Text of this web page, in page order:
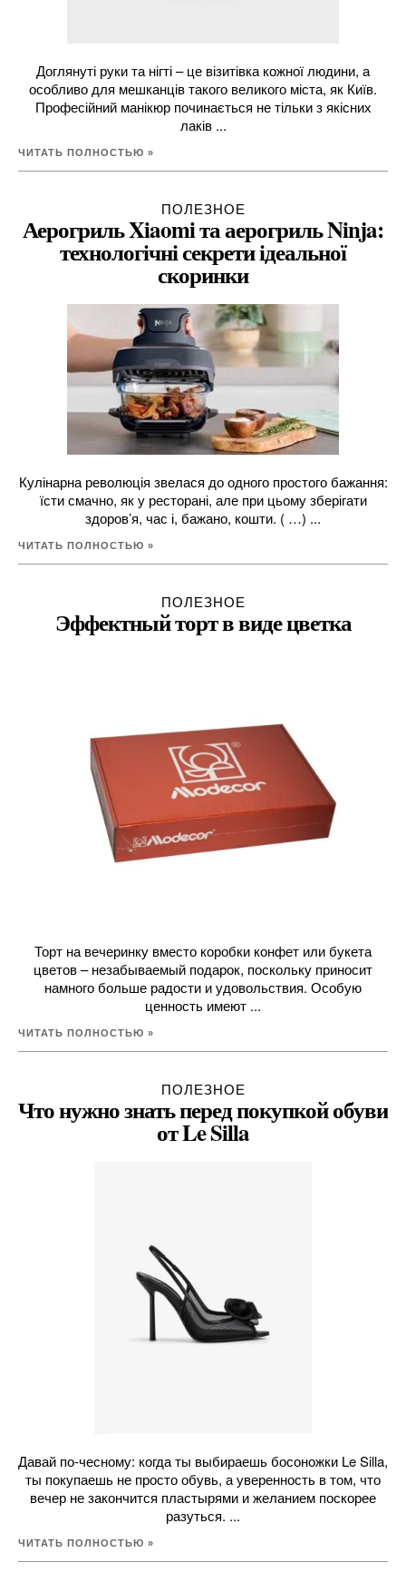
Доглянуті руки та нігті – це візитівка кожної людини, а
особливо для мешканців такого великого міста, як Київ.
Професійний манікюр починається не тільки з якісних
лаків ...
ЧИТАТЬ ПОЛНОСТЬЮ »
ПОЛЕЗНОЕ
Аерогриль Xiaomi та аерогриль Ninja:
технологічні секрети ідеальної
скоринки
Кулінарна революція звелася до одного простого бажання:
їсти смачно, як у ресторані, але при цьому зберігати
здоров’я, час і, бажано, кошти. ( …) ...
ЧИТАТЬ ПОЛНОСТЬЮ »
ПОЛЕЗНОЕ
Эффектный торт в виде цветка
Торт на вечеринку вместо коробки конфет или букета
цветов – незабываемый подарок, поскольку приносит
намного больше радости и удовольствия. Особую
ценность имеют ...
ЧИТАТЬ ПОЛНОСТЬЮ »
ПОЛЕЗНОЕ
Что нужно знать перед покупкой обуви
от Le Silla
Давай по-чесному: когда ты выбираешь босоножки Le Silla,
ты покупаешь не просто обувь, а уверенность в том, что
вечер не закончится пластырями и желанием поскорее
разуться. ...
ЧИТАТЬ ПОЛНОСТЬЮ »